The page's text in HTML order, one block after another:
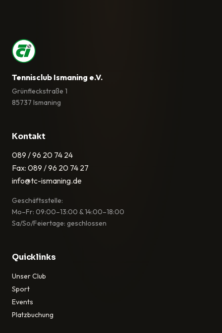
Tennisclub Ismaning e.V.
Grünfleckstraße 1
85737 Ismaning
Kontakt
089 / 96 20 74 24
Fax: 089 / 96 20 74 27
info@tc-ismaning.de
Geschäftsstelle:
Mo–Fr: 09:00–13:00 & 14:00–18:00
Sa/So/Feiertage: geschlossen
Quicklinks
Unser Club
Sport
Events
Platzbuchung